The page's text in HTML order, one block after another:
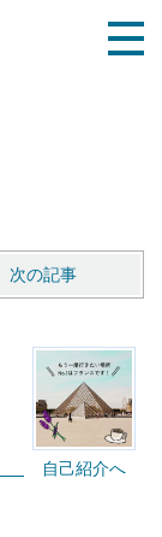
次の記事
自己紹介へ